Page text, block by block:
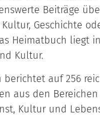
Beiträge
Geschichte
Heimatbuch liegt
Kultur.
berichtet auf 256
aus den
Kultur und